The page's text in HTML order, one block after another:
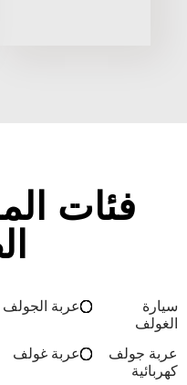
فئات
سيارة
الغولف
عربة الجولف
عربة جولف
كهربائية
عربة غولف